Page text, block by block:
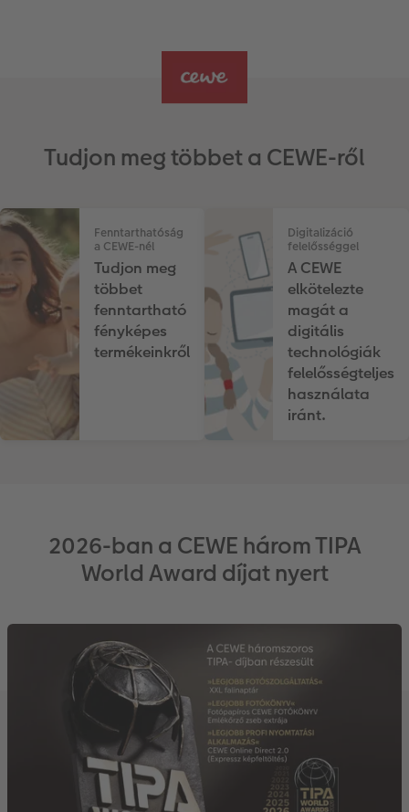
Tudjon meg többet a CEWE-ről
Fenntarthatóság
a CEWE-nél
Tudjon meg
többet
fenntartható
fényképes
termékeinkről
Digitalizáció
felelősséggel
A CEWE
elkötelezte
magát a
digitális
technológiák
felelősségteljes
használata
iránt.
2026-ban a CEWE három TIPA
World Award díjat nyert